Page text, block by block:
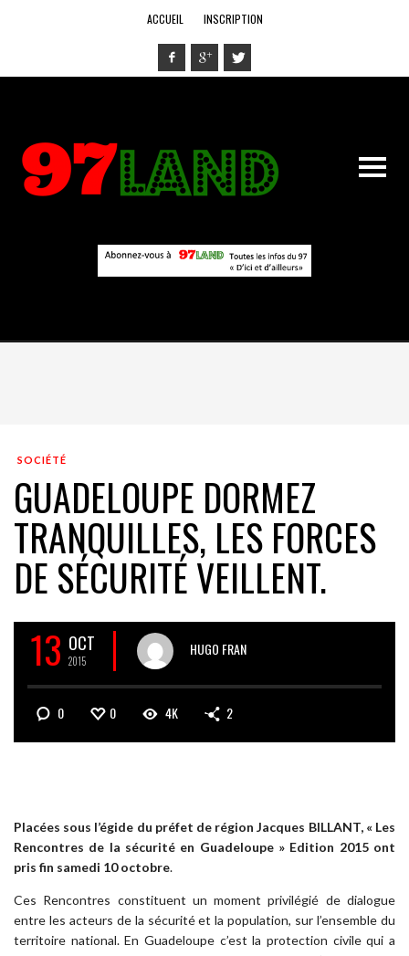
ACCUEIL INSCRIPTION
SOCIÉTÉ
GUADELOUPE DORMEZ
TRANQUILLES, LES FORCES
DE SÉCURITÉ VEILLENT.
13 OCT
2015
HUGO FRAN
0 0 4K 2
Placées sous l’égide du préfet de région Jacques BILLANT, « Les
Rencontres de la sécurité en Guadeloupe » Edition 2015 ont
pris fin samedi 10 octobre.
Ces Rencontres constituent un moment privilégié de dialogue
entre les acteurs de la sécurité et la population, sur l’ensemble du
territoire national. En Guadeloupe c’est la protection civile qui a